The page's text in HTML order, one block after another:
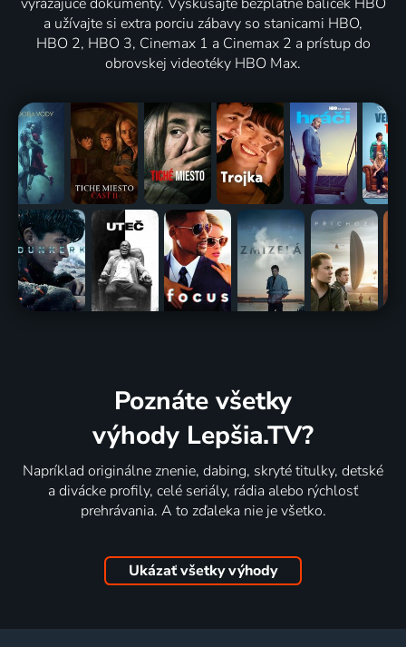
a užívajte si extra porciu zábavy so stanicami HBO,
HBO 2, HBO 3, Cinemax 1 a Cinemax 2 a prístup do
obrovskej videotéky HBO Max.
Poznáte všetky
výhody Lepšia.TV?
Napríklad originálne znenie, dabing, skryté titulky, detské
a divácke profily, celé seriály, rádia alebo rýchlosť
prehrávania. A to zďaleka nie je všetko.
Ukázať všetky výhody